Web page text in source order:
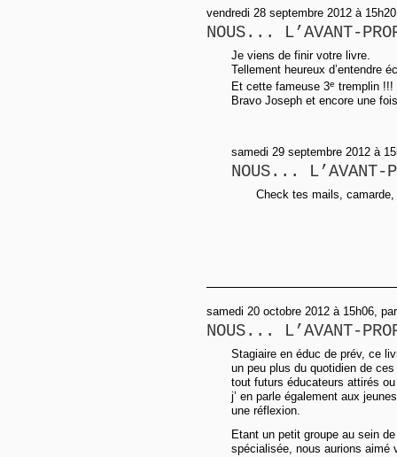
vendredi 28 septembre 2012 à
NOUS... L’AVANT-
Je viens de finir votre livre.
Tellement heureux d’entendre
Et cette fameuse 3e tremplin !!!
Bravo Joseph et encore une
samedi 29 septembre 2012 à
NOUS... L’AVANT-
Check tes mails,
samedi 20 octobre 2012 à 15h06,
NOUS... L’AVANT-
Stagiaire en éduc de prév, ce
un peu plus du quotidien de
tout futurs éducateurs attirés
j’ en parle également aux
une réflexion.
Etant un petit groupe au sein
spécialisée, nous aurions aimé